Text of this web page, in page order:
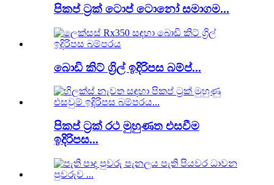
පිකප් ට්‍රක් ටොප් ටොනෝ සමාගම...
බොඩි කිට් ග්‍රිල් ඉදිරිපස බම්ප්...
පිකප් ට්‍රක් රථ මුහුණත එසවීම
ඉදිරිපස...